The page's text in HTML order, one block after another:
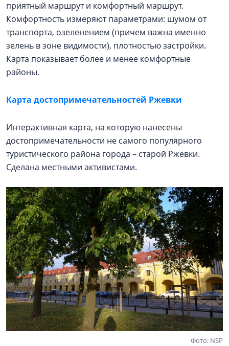
приятный маршрут и комфортный маршрут.
Комфортность измеряют параметрами: шумом от
транспорта, озеленением (причем важна именно
зелень в зоне видимости), плотностью застройки.
Карта показывает более и менее комфортные
районы.
Карта достопримечательностей Ржевки
Интерактивная карта, на которую нанесены
достопримечательности не самого популярного
туристического района города – старой Ржевки.
Сделана местными активистами.
Фото: NSP